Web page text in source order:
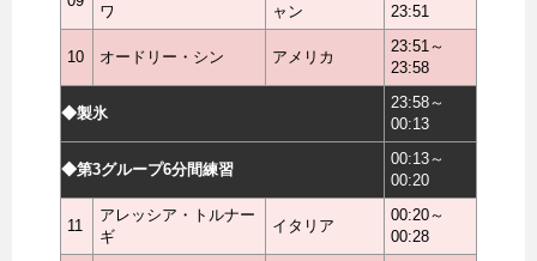
ワ
ャン
23:51
10 オードリー・シン アメリカ
23:51～
23:58
◆製氷
23:58～
00:13
◆第3グループ6分間練習
00:13～
00:20
11
アレッシア・トルナー
ギ
イタリア
00:20～
00:28